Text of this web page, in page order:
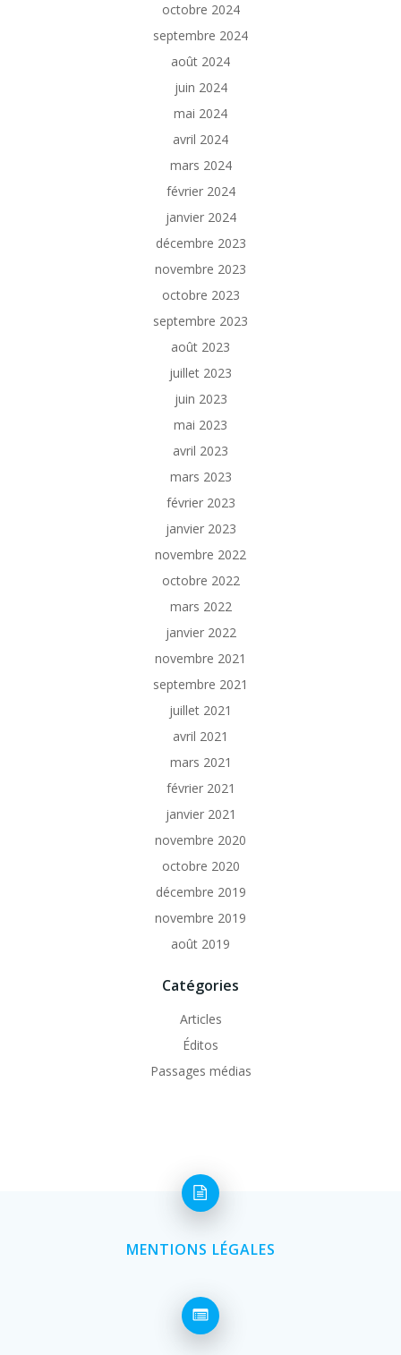
octobre 2024
septembre 2024
août 2024
juin 2024
mai 2024
avril 2024
mars 2024
février 2024
janvier 2024
décembre 2023
novembre 2023
octobre 2023
septembre 2023
août 2023
juillet 2023
juin 2023
mai 2023
avril 2023
mars 2023
février 2023
janvier 2023
novembre 2022
octobre 2022
mars 2022
janvier 2022
novembre 2021
septembre 2021
juillet 2021
avril 2021
mars 2021
février 2021
janvier 2021
novembre 2020
octobre 2020
décembre 2019
novembre 2019
août 2019
Catégories
Articles
Éditos
Passages médias
MENTIONS LÉGALES